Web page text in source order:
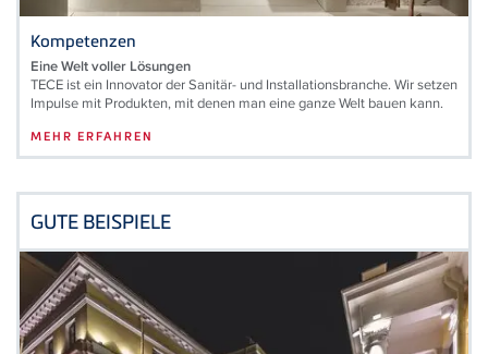
Kompetenzen
Eine Welt voller Lösungen
TECE ist ein Innovator der Sanitär- und Installationsbranche. Wir setzen
Impulse mit Produkten, mit denen man eine ganze Welt bauen kann.
MEHR ERFAHREN
GUTE BEISPIELE